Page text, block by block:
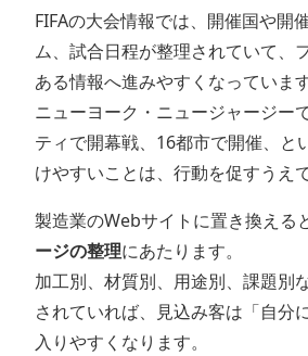
FIFAの大会情報では、開催国や開
ム、試合日程が整理されていて、
ある情報へ進みやすくなっています
ニューヨーク・ニュージャージー
ティで開幕戦、16都市で開催、と
けやすいことは、行動を促すうえ
製造業のWebサイトに置き換える
ージの整理にあたります。
加工別、材質別、用途別、課題別
されていれば、見込み客は「自分
入りやすくなります。